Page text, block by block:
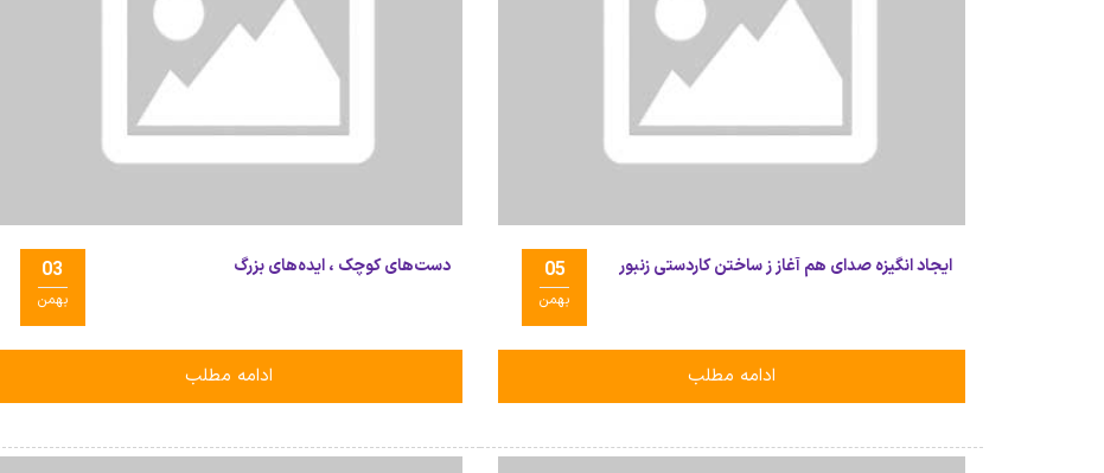
05
بهمن
ایجاد انگیزه صدای هم آغاز ز ساختن کاردستی زنبور
ادامه مطلب
03
بهمن
دست‌های کوچک ، ایده‌های بزرگ
ادامه مطلب